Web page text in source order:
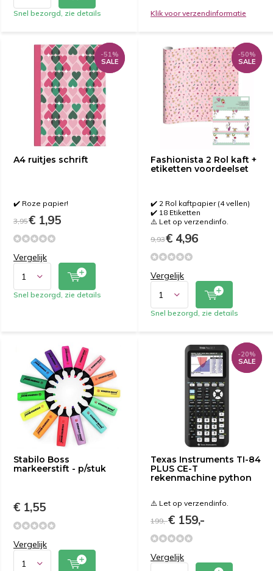
Snel bezorgd, zie details Klik voor verzendinformatie
A4 ruitjes schrift
✔️ Roze papier!
3,95€ 1,95
-51%
SALE
Vergelijk
-51%
SALE
Snel bezorgd, zie details
Fashionista 2 Rol kaft +
etiketten voordeelset
✔️ 2 Rol kaftpapier (4 vellen)
✔️ 18 Etiketten
⚠️ Let op verzendinfo.
9,93€ 4,96
-50%
SALE
Vergelijk
-50%
SALE
Snel bezorgd, zie details
Stabilo Boss
markeerstift - p/stuk
€ 1,55
Vergelijk
Texas Instruments TI-84
PLUS CE-T
rekenmachine python
⚠️ Let op verzendinfo.
199,-€ 159,-
-20%
SALE
Vergelijk
-20%
SALE